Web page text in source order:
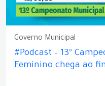
Governo Municipal
#Podcast – 13º
Feminino chega ao